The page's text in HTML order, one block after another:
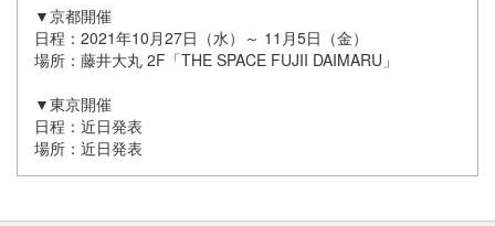
▼京都開催
日程：2021年10月27日（水）～ 11月5日（金）
場所：藤井大丸 2F「THE SPACE FUJII DAIMARU」
▼東京開催
日程：近日発表
場所：近日発表